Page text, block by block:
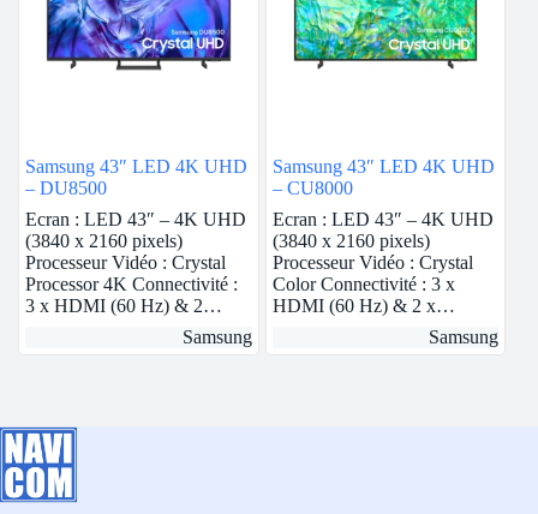
Samsung 43″ LED 4K UHD
– DU8500
Ecran : LED 43″ – 4K UHD
(3840 x 2160 pixels)
Processeur Vidéo : Crystal
Processor 4K Connectivité :
3 x HDMI (60 Hz) & 2…
Samsung
Samsung 43″ LED 4K UHD
– CU8000
Ecran : LED 43″ – 4K UHD
(3840 x 2160 pixels)
Processeur Vidéo : Crystal
Color Connectivité : 3 x
HDMI (60 Hz) & 2 x…
Samsung